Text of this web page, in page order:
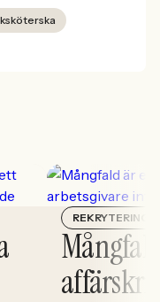
REKRYTERING